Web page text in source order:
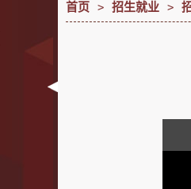
首页 > 招生就业 >